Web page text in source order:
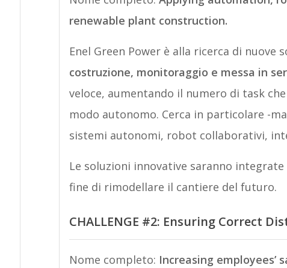
renewable plant construction.
Enel Green Power è alla ricerca di
costruzione, monitoraggio e messa in
veloce, aumentando il numero di task
modo autonomo. Cerca in particolare -
sistemi autonomi, robot collaborativi,
Le soluzioni innovative saranno
fine di rimodellare il cantiere del futuro.
CHALLENGE #2: Ensuring Correct
Nome completo: Increasing employees’